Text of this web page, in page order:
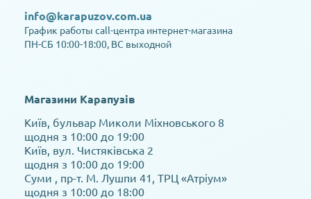
info@karapuzov.com.ua
График работы call-центра интернет-магазина
ПН-СБ 10:00-18:00, ВС выходной
Магазини Карапузів
Київ, бульвар Миколи Міхновського 8
щодня з 10:00 до 19:00
Київ, вул. Чистяківська 2
щодня з 10:00 до 19:00
Суми , пр-т. М. Лушпи 41, ТРЦ «Атріум»
щодня з 10:00 до 18:00